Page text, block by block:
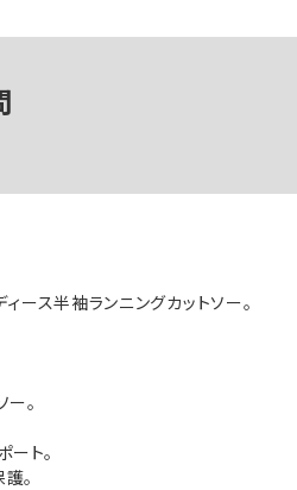
ース半袖ランニングカットソー。
。
ト。
。